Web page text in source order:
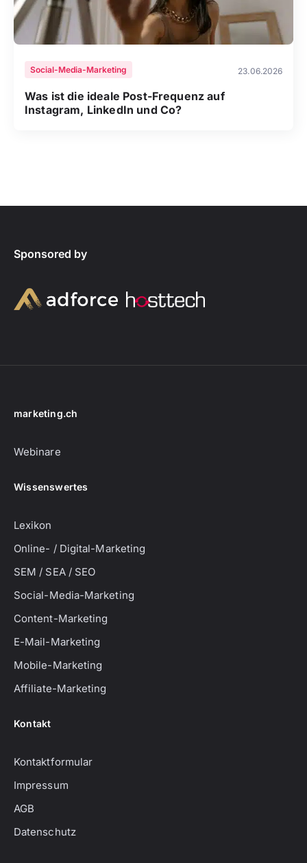
Social-Media-Marketing 23.06.2026
Was ist die ideale Post-Frequenz auf
Instagram, LinkedIn und Co?
Sponsored by
marketing.ch
Webinare
Wissenswertes
Lexikon
Online- / Digital-Marketing
SEM / SEA / SEO
Social-Media-Marketing
Content-Marketing
E-Mail-Marketing
Mobile-Marketing
Affiliate-Marketing
Kontakt
Kontaktformular
Impressum
AGB
Datenschutz